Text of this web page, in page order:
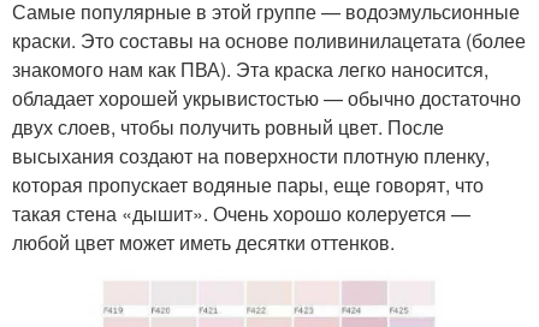
Самые популярные в этой группе — водоэмульсионные
краски. Это составы на основе поливинилацетата (более
знакомого нам как ПВА). Эта краска легко наносится,
обладает хорошей укрывистостью — обычно достаточно
двух слоев, чтобы получить ровный цвет. После
высыхания создают на поверхности плотную пленку,
которая пропускает водяные пары, еще говорят, что
такая стена «дышит». Очень хорошо колеруется —
любой цвет может иметь десятки оттенков.